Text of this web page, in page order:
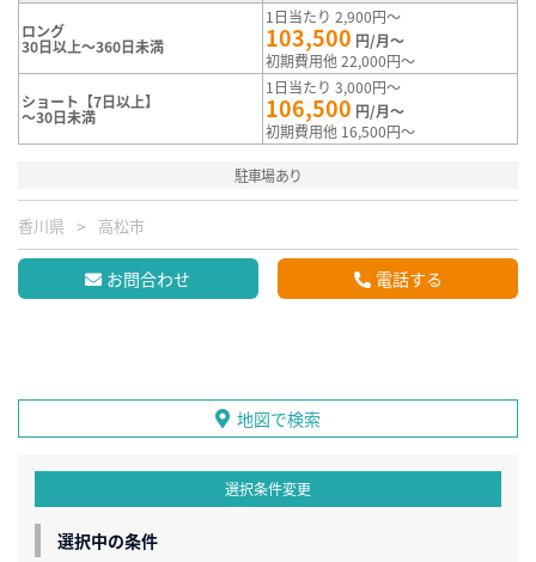
ロング
30日以上～360日未満
1日当たり 2,900円～
103,500 円/月～
初期費用他 22,000円～
ショート【7日以上】
～30日未満
1日当たり 3,000円～
106,500 円/月～
初期費用他 16,500円～
駐車場あり
香川県 高松市
お問合わせ 電話する
地図で検索
選択条件変更
選択中の条件